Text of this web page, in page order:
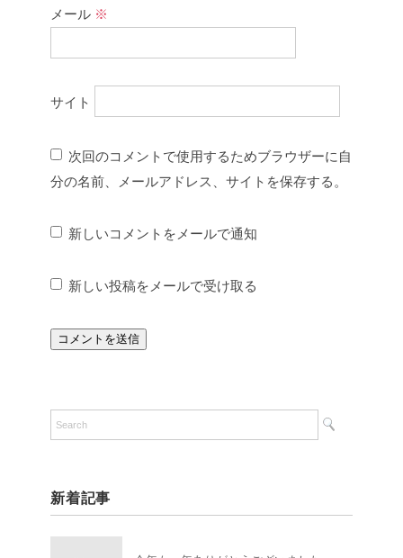
メール ※
サイト
次回のコメントで使用するためブラウザーに自
分の名前、メールアドレス、サイトを保存する。
新しいコメントをメールで通知
新しい投稿をメールで受け取る
新着記事